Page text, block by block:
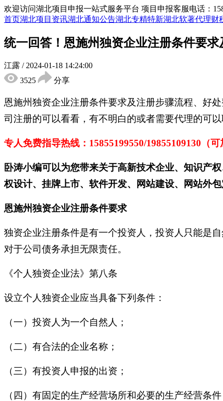
欢迎访问湖北项目申报一站式服务平台 项目申报客服电话：
首页湖北项目资讯湖北通知公告湖北专精特新湖北软著代理财
统一回答！恩施州独资企业注册条件要
江露 / 2024-01-18 14:24:00
3525
分享
恩施州独资企业注册条件要求及注册步骤流程、好
司注册的可以看看，有不明白的或者需要代理的可
专人免费指导热线： 15855199550/19855109130（
卧涛小编可以为您带来关于高新技术企业、知识产
权设计、挂牌上市、软件开发、网站建设、网站外
恩施州独资企业注册条件要求
独资企业注册条件是有一个投资人，投资人只能是
对于公司债务承担无限责任。
《个人独资企业法》第八条
设立个人独资企业应当具备下列条件：
（一）投资人为一个自然人；
（二）有合法的企业名称；
（三）有投资人申报的出资；
（四）有固定的生产经营场所和必要的生产经营条